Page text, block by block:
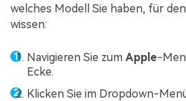
welches Modell Sie haben, für
wissen:
Navigieren Sie zum Apple-
Ecke.
Klicken Sie im Dropdown-